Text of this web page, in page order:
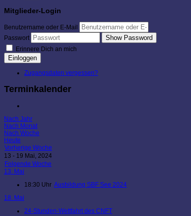
Mitglieder-Login
Benutzername oder E-Mail
Passwort
Show Password
Erinnere Dich an mich
Einloggen
Zugangsdaten vergessen?
Terminkalender
Nach Jahr
Nach Monat
Nach Woche
Heute
Vorherige Woche
13 - 19 Mai, 2024
Folgende Woche
13. Mai
18:30 Uhr Ausbildung SBF See 2024
18. Mai
24-Stunden-Wettfahrt des CNFT